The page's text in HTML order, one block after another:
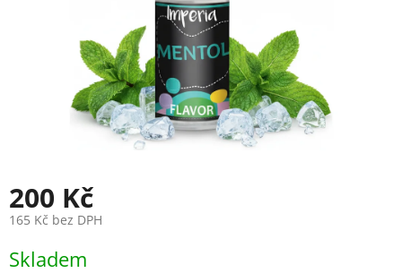
200 Kč
165 Kč bez DPH
cena:
Skladem